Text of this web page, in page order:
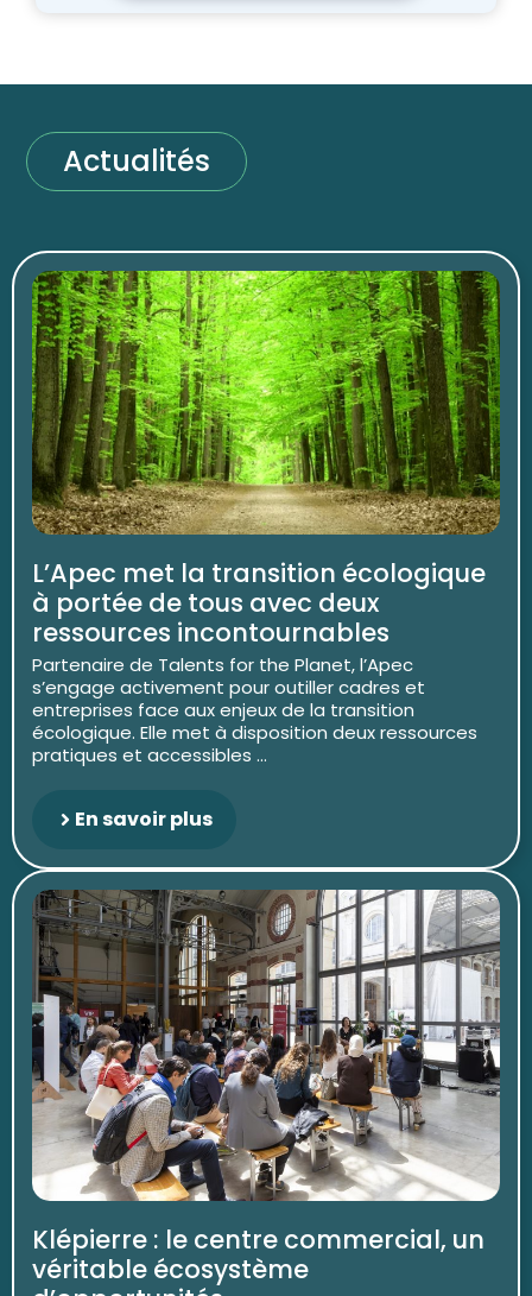
Actualités
L’Apec met la transition écologique
à portée de tous avec deux
ressources incontournables
Partenaire de Talents for the Planet, l’Apec
s’engage activement pour outiller cadres et
entreprises face aux enjeux de la transition
écologique. Elle met à disposition deux ressources
pratiques et accessibles ...
En savoir plus
Klépierre : le centre commercial, un
véritable écosystème